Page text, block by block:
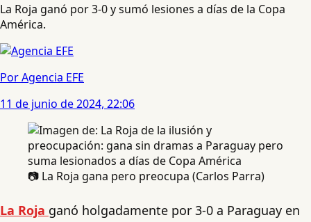
La Roja ganó por 3-0 y sumó lesiones a días de la Copa
América.
Por Agencia EFE
11 de junio de 2024, 22:06
📷 La Roja gana pero preocupa (Carlos Parra)
La Roja ganó holgadamente por 3-0 a Paraguay en